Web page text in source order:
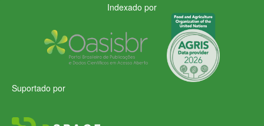
Indexado por
Suportado por